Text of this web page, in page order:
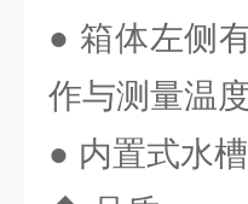
● 箱体左侧
作与测量温度
● 内置式水